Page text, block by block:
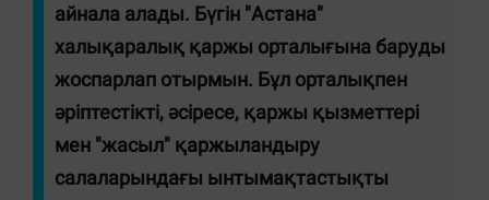
айнала алады. Бүгін "Астана"
халықаралық қаржы орталығына баруды
жоспарлап отырмын. Бұл орталықпен
әріптестікті, әсіресе, қаржы қызметтері
мен "жасыл" қаржыландыру
салаларындағы ынтымақтастықты